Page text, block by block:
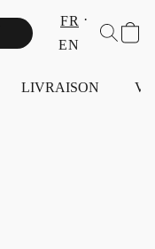
FR
EN
LIVRAISON